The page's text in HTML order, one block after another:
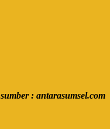
sumber : antarasumsel.com